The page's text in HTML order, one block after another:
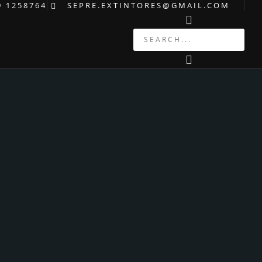
1258764 SEPRE.EXTINTORES@GMAIL.COM